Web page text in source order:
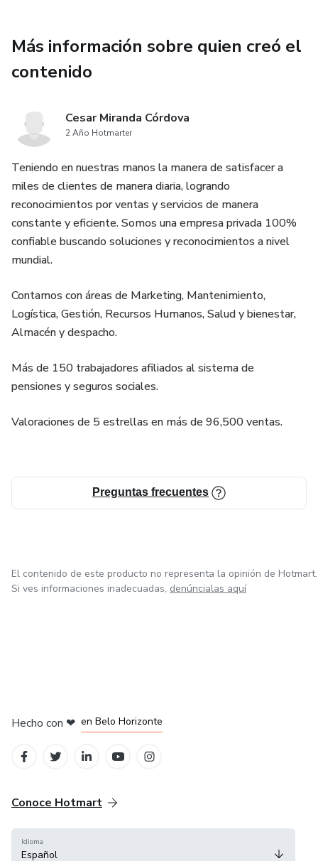
Más información sobre quien creó el
contenido
Cesar Miranda Córdova
2 Año Hotmarter
Teniendo en nuestras manos la manera de satisfacer a
miles de clientes de manera diaria, logrando
reconocimientos por ventas y servicios de manera
constante y eficiente. Somos una empresa privada 100%
confiable buscando soluciones y reconocimientos a nivel
mundial.
Contamos con áreas de Marketing, Mantenimiento,
Logística, Gestión, Recursos Humanos, Salud y bienestar,
Almacén y despacho.
Más de 150 trabajadores afiliados al sistema de
pensiones y seguros sociales.
Valoraciones de 5 estrellas en más de 96,500 ventas.
Preguntas frecuentes
El contenido de este producto no representa la opinión de Hotmart.
Si ves informaciones inadecuadas, denúncialas aquí
Hecho con ❤ en Belo Horizonte
Conoce Hotmart
Idioma
Español